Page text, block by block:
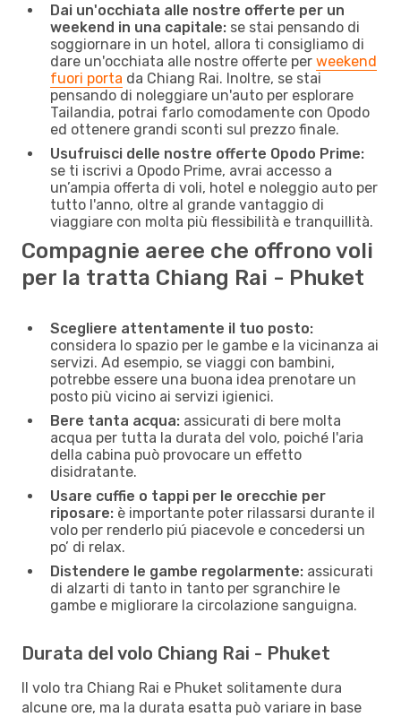
Dai un'occhiata alle nostre offerte per un
weekend in una capitale: se stai pensando di
soggiornare in un hotel, allora ti consigliamo di
dare un'occhiata alle nostre offerte per weekend
fuori porta da Chiang Rai. Inoltre, se stai
pensando di noleggiare un'auto per esplorare
Tailandia, potrai farlo comodamente con Opodo
ed ottenere grandi sconti sul prezzo finale.
Usufruisci delle nostre offerte Opodo Prime:
se ti iscrivi a Opodo Prime, avrai accesso a
un’ampia offerta di voli, hotel e noleggio auto per
tutto l'anno, oltre al grande vantaggio di
viaggiare con molta più flessibilità e tranquillità.
Compagnie aeree che offrono voli
per la tratta Chiang Rai - Phuket
Scegliere attentamente il tuo posto:
considera lo spazio per le gambe e la vicinanza ai
servizi. Ad esempio, se viaggi con bambini,
potrebbe essere una buona idea prenotare un
posto più vicino ai servizi igienici.
Bere tanta acqua: assicurati di bere molta
acqua per tutta la durata del volo, poiché l'aria
della cabina può provocare un effetto
disidratante.
Usare cuffie o tappi per le orecchie per
riposare: è importante poter rilassarsi durante il
volo per renderlo piú piacevole e concedersi un
po’ di relax.
Distendere le gambe regolarmente: assicurati
di alzarti di tanto in tanto per sgranchire le
gambe e migliorare la circolazione sanguigna.
Durata del volo Chiang Rai - Phuket
Il volo tra Chiang Rai e Phuket solitamente dura
alcune ore, ma la durata esatta può variare in base